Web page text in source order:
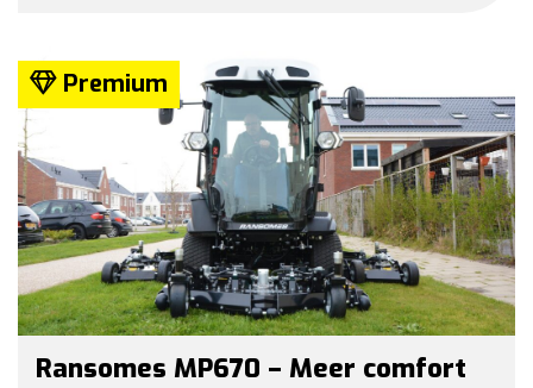
Premium
Ransomes MP670 – Meer comfort